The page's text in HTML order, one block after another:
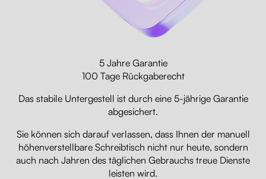
5 Jahre Garantie
100 Tage Rückgaberecht
Das stabile Untergestell ist durch eine 5-jährige Garantie
abgesichert.
Sie können sich darauf verlassen, dass Ihnen der manuell
höhenverstellbare Schreibtisch nicht nur heute, sondern
auch nach Jahren des täglichen Gebrauchs treue Dienste
leisten wird.